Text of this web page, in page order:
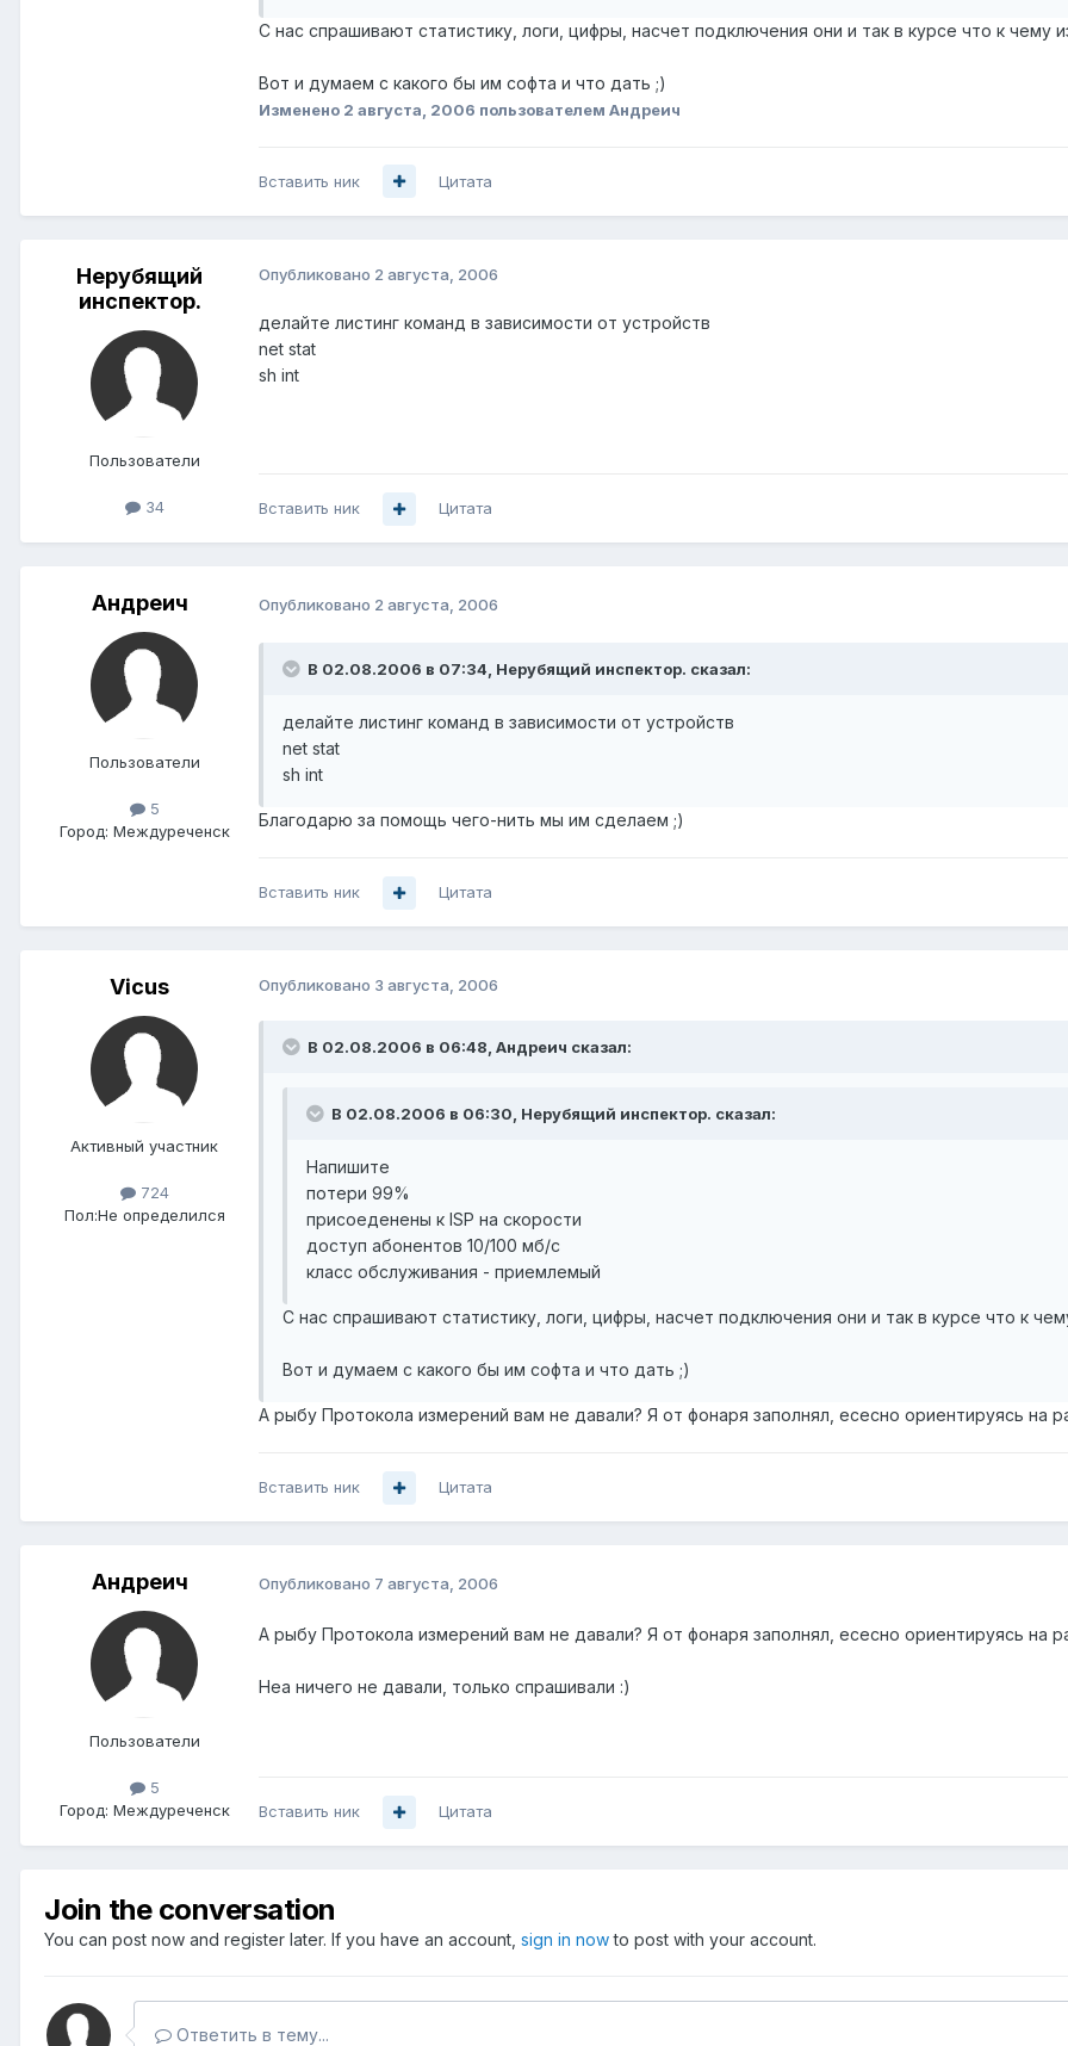
С нас спрашивают статистику, логи, цифры, насчет подключения они и так в курсе что к чему
Вот и думаем с какого бы им софта и что дать ;)
Изменено 2 августа, 2006 пользователем Андреич
Вставить ник Цитата
Нерубящий
инспектор.
Пользователи
34
Опубликовано 2 августа, 2006
делайте листинг команд в зависимости от устройств
net stat
sh int
Вставить ник Цитата
Андреич
Пользователи
5
Город: Междуреченск
Опубликовано 2 августа, 2006
В 02.08.2006 в 07:34, Нерубящий инспектор. сказал:
делайте листинг команд в зависимости от устройств
net stat
sh int
Благодарю за помощь чего-нить мы им сделаем ;)
Вставить ник Цитата
Vicus
Активный участник
724
Пол:Не определился
Опубликовано 3 августа, 2006
В 02.08.2006 в 06:48, Андреич сказал:
В 02.08.2006 в 06:30, Нерубящий инспектор. сказал:
Напишите
потери 99%
присоеденены к ISP на скорости
доступ абонентов 10/100 мб/с
класс обслуживания - приемлемый
С нас спрашивают статистику, логи, цифры, насчет подключения они и так в курсе что к
Вот и думаем с какого бы им софта и что дать ;)
А рыбу Протокола измерений вам не давали? Я от фонаря заполнял, есесно ориентируясь на
Вставить ник Цитата
Андреич
Пользователи
5
Город: Междуреченск
Опубликовано 7 августа, 2006
А рыбу Протокола измерений вам не давали? Я от фонаря заполнял, есесно ориентируясь на
Неа ничего не давали, только спрашивали :)
Вставить ник Цитата
Join the conversation
You can post now and register later. If you have an account, sign in nowto post with your account.
Ответить в тему...